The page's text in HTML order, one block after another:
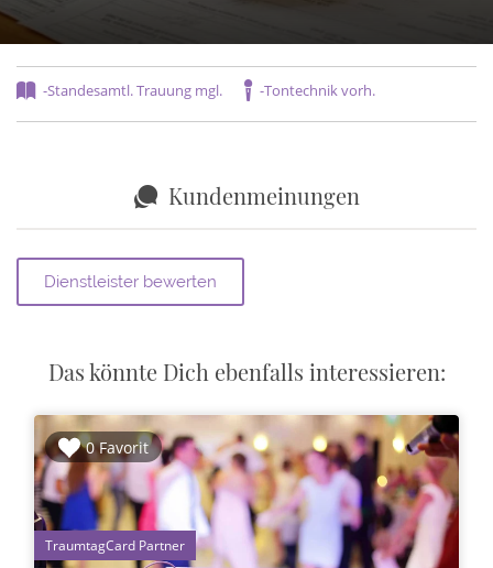
-Standesamtl. Trauung mgl. -Tontechnik vorh.
Kundenmeinungen
Das könnte Dich ebenfalls interessieren:
0 Favorit
1